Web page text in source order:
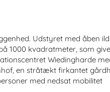
Udstyret med åben
1000 kvadratmeter, som
Wiedingharde
en stråtækt firkantet
med nedsat mobilitet